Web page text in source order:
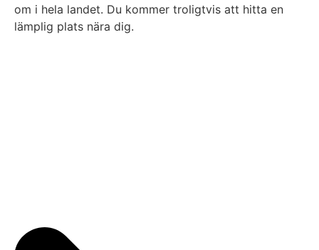
om i hela landet. Du kommer troligtvis att hitta en
lämplig plats nära dig.